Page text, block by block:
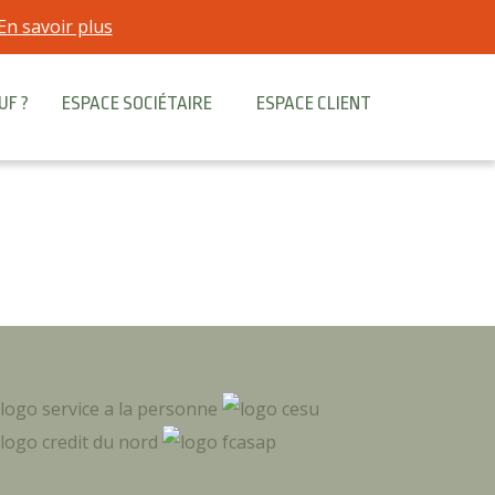
savoir plus
? ESPACE SOCIÉTAIRE ESPACE CLIENT